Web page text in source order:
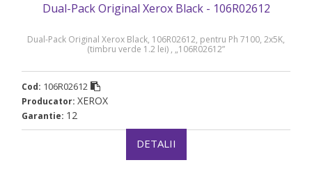
Dual-Pack Original Xerox Black - 106R02612
Dual-Pack Original Xerox Black, 106R02612, pentru Ph 7100, 2x5K,
(timbru verde 1.2 lei) , „106R02612”
Cod: 106R02612
Producator: XEROX
Garantie: 12
DETALII